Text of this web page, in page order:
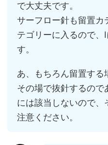
で大丈夫です。
サーフロー針も留置カ
テゴリーに入るので、
す。
あ、もちろん留置する
その場で抜針するので
には該当しないので、
注意ください。